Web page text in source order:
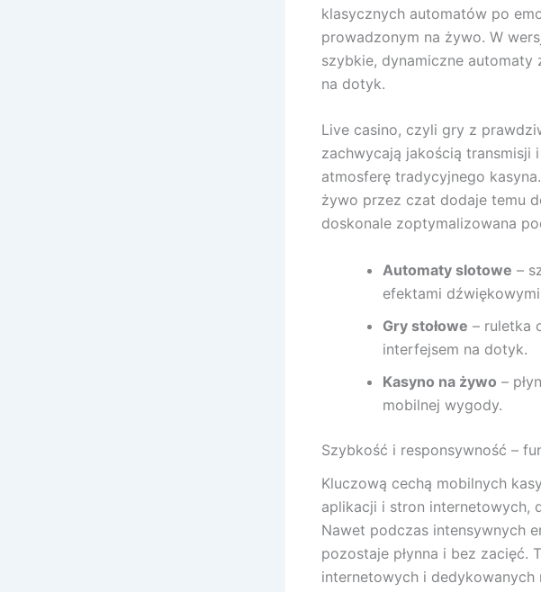
klasycznych automatów po
prowadzonym na żywo. W
szybkie, dynamiczne automaty
na dotyk.
Live casino, czyli gry z
zachwycają jakością transmisji
atmosferę tradycyjnego
żywo przez czat dodaje temu
doskonale zoptymalizowana
Automaty slotowe –
efektami
Gry stołowe – ruletka
interfejsem na dotyk.
Kasyno na żywo –
mobilnej wygody.
Szybkość i responsywność –
Kluczową cechą mobilnych
aplikacji i stron internetowych,
Nawet podczas intensywnych
pozostaje płynna i bez zacięć.
internetowych i dedykowanych